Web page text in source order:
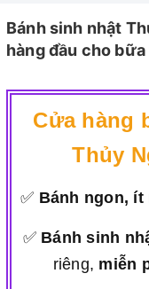
Bánh sinh nhật
hàng đầu cho
Cửa hàng
Thủy
✅ Bánh ngon, ít
✅Bánh sinh
riêng, miễn